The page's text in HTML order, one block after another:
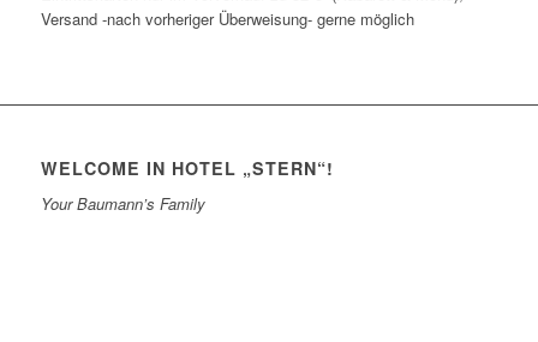
Versand -nach vorheriger Überweisung- gerne möglich
WELCOME IN HOTEL „STERN“!
Your Baumann’s Family